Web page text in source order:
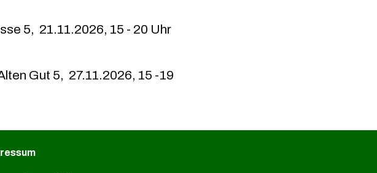
5, 21.11.2026, 15 - 20 Uhr
Gut 5, 27.11.2026, 15 -19